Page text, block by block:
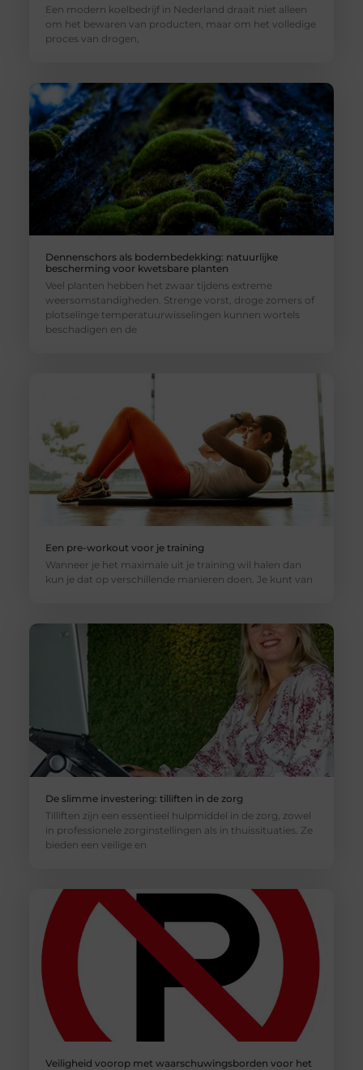
Een modern koelbedrijf in Nederland draait niet alleen
om het bewaren van producten, maar om het volledige
proces van drogen,
Dennenschors als bodembedekking: natuurlijke
bescherming voor kwetsbare planten
Veel planten hebben het zwaar tijdens extreme
weersomstandigheden. Strenge vorst, droge zomers of
plotselinge temperatuurwisselingen kunnen wortels
beschadigen en de
Een pre-workout voor je training
Wanneer je het maximale uit je training wil halen dan
kun je dat op verschillende manieren doen. Je kunt van
De slimme investering: tilliften in de zorg
Tilliften zijn een essentieel hulpmiddel in de zorg, zowel
in professionele zorginstellingen als in thuissituaties. Ze
bieden een veilige en
Veiligheid voorop met waarschuwingsborden voor het